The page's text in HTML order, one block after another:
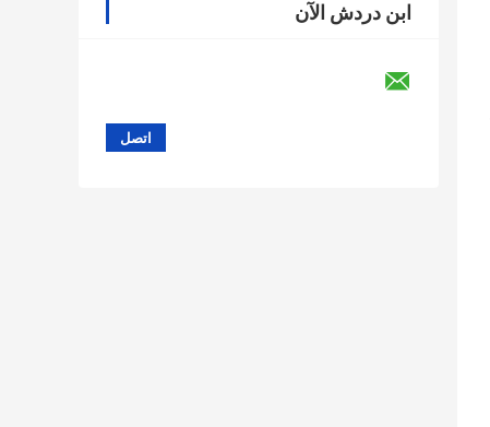
ابن دردش الآن